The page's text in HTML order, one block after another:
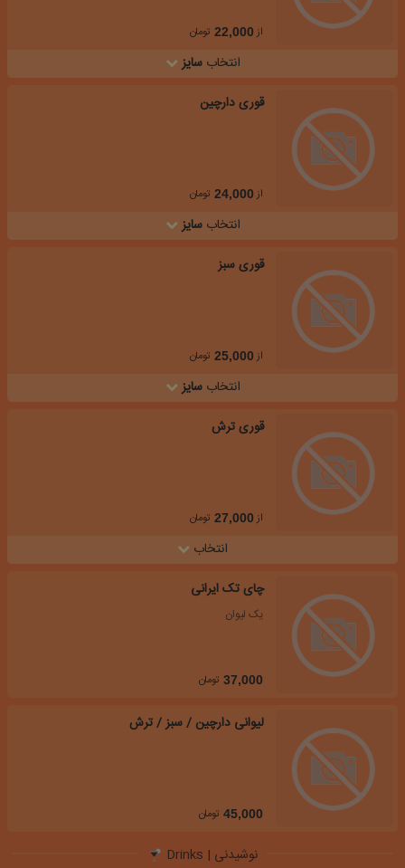
از22,000 تومان
انتخابسایز
قوری دارچین
از24,000 تومان
انتخابسایز
قوری سبز
از25,000 تومان
انتخابسایز
قوری ترش
از27,000 تومان
انتخاب
چای تک ایرانی
یک لیوان
37,000 تومان
لیوانی دارچین / سبز / ترش
45,000 تومان
نوشیدنی | Drinks